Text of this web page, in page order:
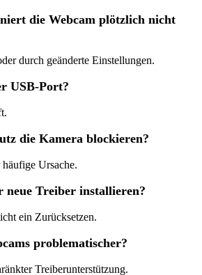
die Webcam plötzlich nicht
durch geänderte Einstellungen.
USB-Port?
die Kamera blockieren?
häufige Ursache.
neue Treiber installieren?
ein Zurücksetzen.
problematischer?
Treiberunterstützung.